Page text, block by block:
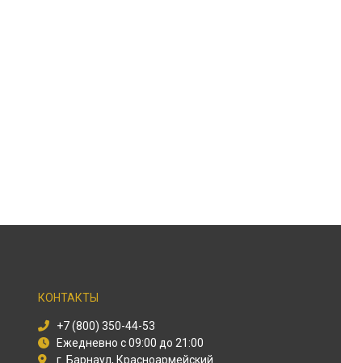
КОНТАКТЫ
+7 (800) 350-44-53
Ежедневно с 09:00 до 21:00
г. Барнаул, Красноармейский